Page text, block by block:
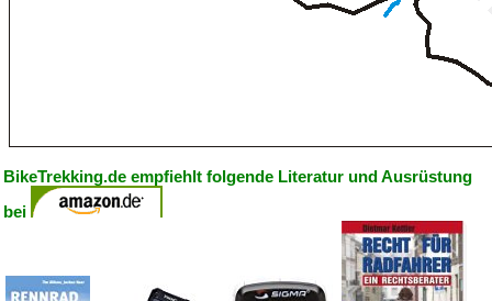
BikeTrekking.de empfiehlt folgende Literatur und Ausrüstung
bei